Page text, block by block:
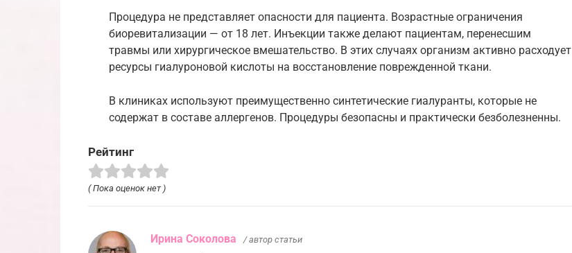
Процедура не представляет опасности для пациента. Возрастные ограничения
биоревитализации — от 18 лет. Инъекции также делают пациентам, перенесшим
травмы или хирургическое вмешательство. В этих случаях организм активно расходует
ресурсы гиалуроновой кислоты на восстановление поврежденной ткани.
В клиниках используют преимущественно синтетические гиалуранты, которые не
содержат в составе аллергенов. Процедуры безопасны и практически безболезненны.
Рейтинг
( Пока оценок нет )
Ирина Соколова / автор статьи